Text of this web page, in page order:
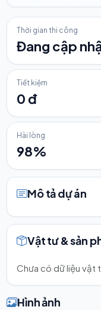
Thời gian thi công
Đang cập
Tiết kiệm
0 đ
Hài lòng
98%
Mô tả dự án
Vật tư & sản
Chưa có dữ liệu vật
Hình ảnh